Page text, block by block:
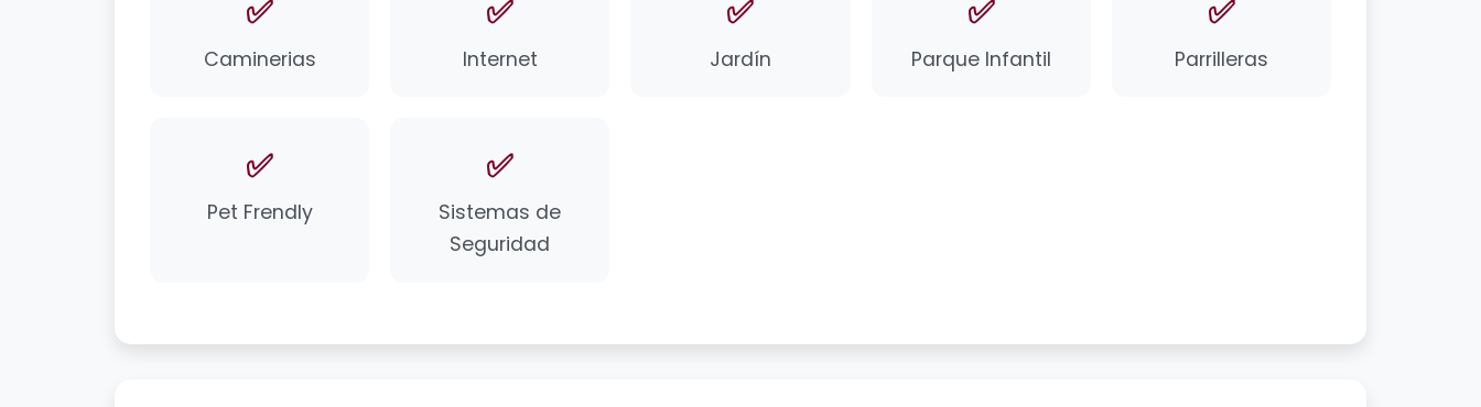
✅
Caminerias
✅
Internet
✅
Jardín
✅
Parque Infantil
✅
Parrilleras
✅
Pet Frendly
✅
Sistemas de
Seguridad